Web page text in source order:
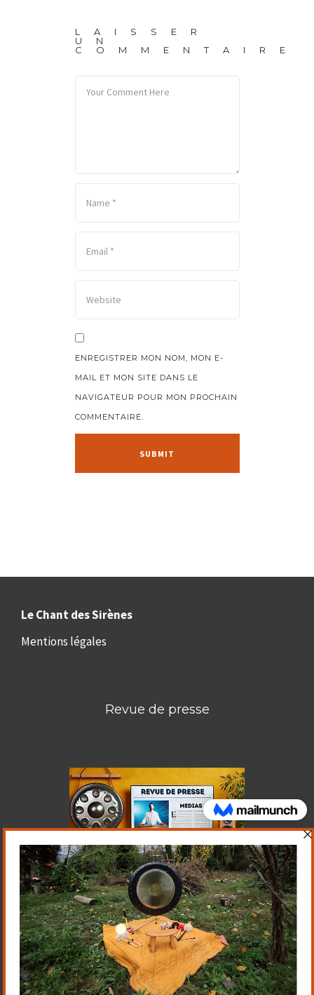
LAISSER
UN
COMMENTAIRE
ENREGISTRER MON NOM, MON E-
MAIL ET MON SITE DANS LE
NAVIGATEUR POUR MON PROCHAIN
COMMENTAIRE.
Le Chant des Sirènes
Mentions légales
Revue de presse